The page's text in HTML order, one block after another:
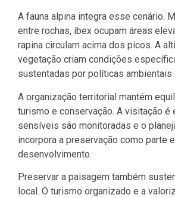
A fauna alpina integra esse cenário.
entre rochas, íbex ocupam áreas
rapina circulam acima dos picos. A
vegetação criam condições
sustentadas por políticas
A organização territorial mantém
turismo e conservação. A visitação é
sensíveis são monitoradas e o
incorpora a preservação como parte
desenvolvimento.
Preservar a paisagem também
local. O turismo organizado e a